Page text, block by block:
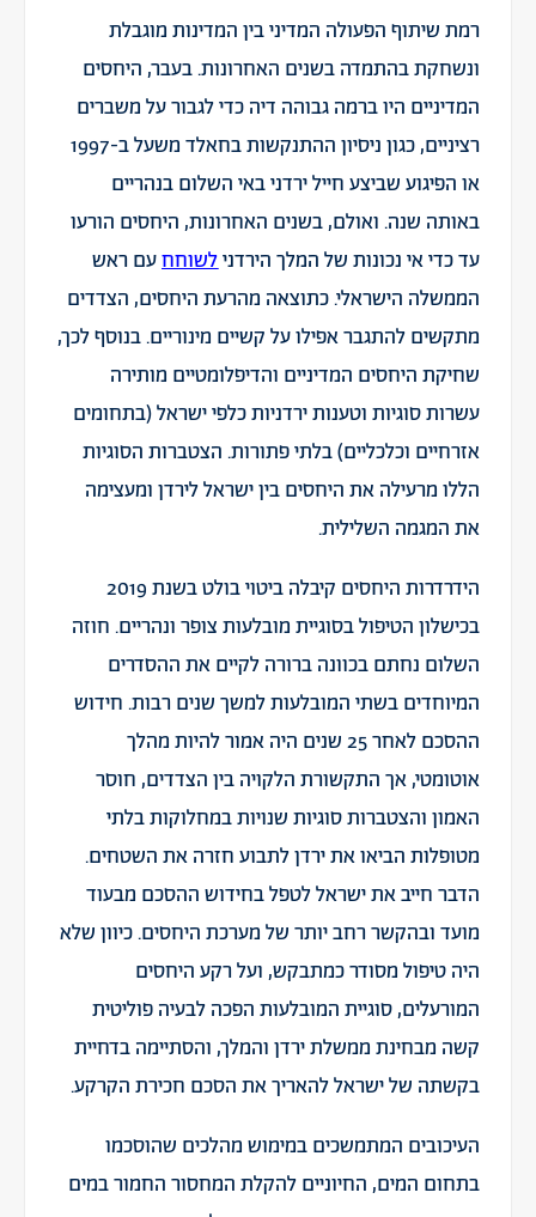
רמת שיתוף הפעולה המדיני בין המדינות מוגבלת
ונשחקת בהתמדה בשנים האחרונות. בעבר, היחסים
המדיניים היו ברמה גבוהה דיה כדי לגבור על משברים
רציניים, כגון ניסיון ההתנקשות בחאלד משעל ב-1997
או הפיגוע שביצע חייל ירדני באי השלום בנהריים
באותה שנה. ואולם, בשנים האחרונות, היחסים הורעו
עד כדי אי נכונות של המלך הירדנילשוחחעם ראש
הממשלה הישראלי. כתוצאה מהרעת היחסים, הצדדים
מתקשים להתגבר אפילו על קשיים מינוריים. בנוסף לכך,
שחיקת היחסים המדיניים והדיפלומטיים מותירה
עשרות סוגיות וטענות ירדניות כלפי ישראל (בתחומים
אזרחיים וכלכליים) בלתי פתורות. הצטברות הסוגיות
הללו מרעילה את היחסים בין ישראל לירדן ומעצימה
את המגמה השלילית.
הידרדרות היחסים קיבלה ביטוי בולט בשנת 2019
בכישלון הטיפול בסוגיית מובלעות צופר ונהריים. חוזה
השלום נחתם בכוונה ברורה לקיים את ההסדרים
המיוחדים בשתי המובלעות למשך שנים רבות. חידוש
ההסכם לאחר 25 שנים היה אמור להיות מהלך
אוטומטי, אך התקשורת הלקויה בין הצדדים, חוסר
האמון והצטברות סוגיות שנויות במחלוקות בלתי
מטופלות הביאו את ירדן לתבוע חזרה את השטחים.
הדבר חייב את ישראל לטפל בחידוש ההסכם מבעוד
מועד ובהקשר רחב יותר של מערכת היחסים. כיוון שלא
היה טיפול מסודר כמתבקש, ועל רקע היחסים
המורעלים, סוגיית המובלעות הפכה לבעיה פוליטית
קשה מבחינת ממשלת ירדן והמלך, והסתיימה בדחיית
בקשתה של ישראל להאריך את הסכם חכירת הקרקע.
העיכובים המתמשכים במימוש מהלכים שהוסכמו
בתחום המים, החיוניים להקלת המחסור החמור במים